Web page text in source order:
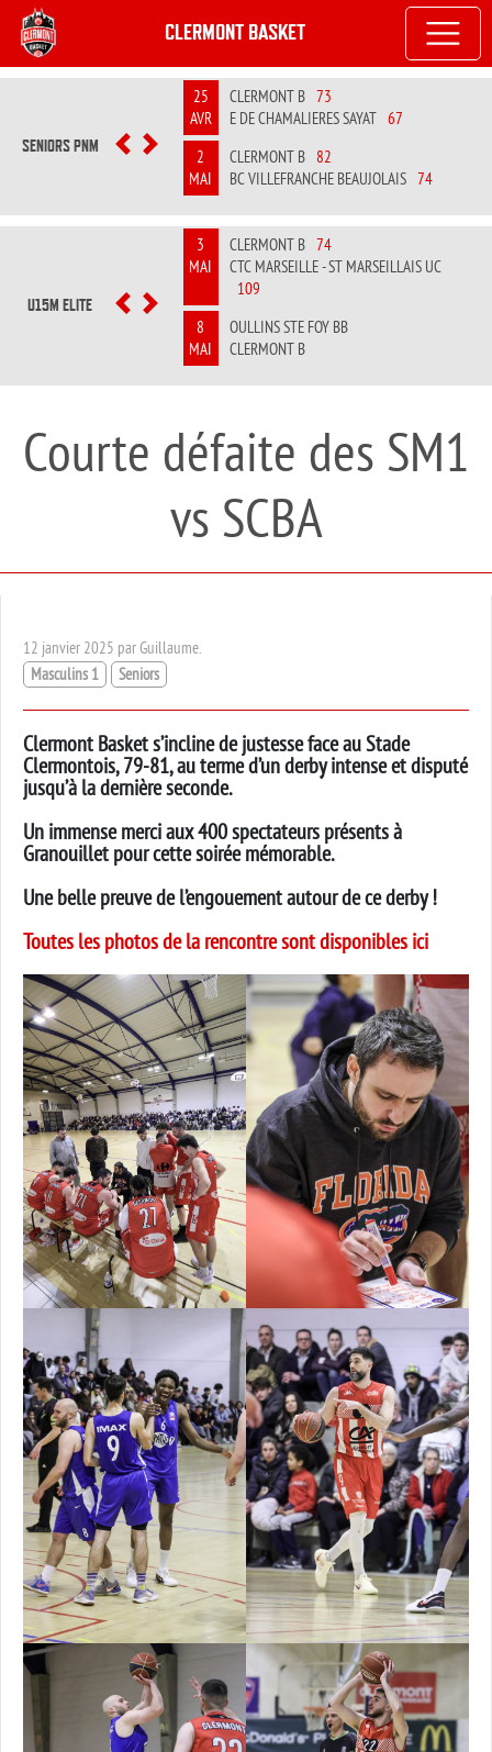
CLERMONT BASKET
SENIORS PNM PREVIOUS
NEXT
25
AVR
CLERMONT B 73
E DE CHAMALIERES SAYAT 67
2
MAI
CLERMONT B 82
BC VILLEFRANCHE BEAUJOLAIS 74
U15M ELITE PREVIOUS
NEXT
3
MAI
CLERMONT B 74
CTC MARSEILLE - ST MARSEILLAIS UC
109
8
MAI
OULLINS STE FOY BB
CLERMONT B
Courte défaite des SM1
vs SCBA
12 janvier 2025 par Guillaume.
Masculins 1
Seniors
Clermont Basket s’incline de justesse face au Stade
Clermontois, 79-81, au terme d’un derby intense et disputé
jusqu’à la dernière seconde.
Un immense merci aux 400 spectateurs présents à
Granouillet pour cette soirée mémorable.
Une belle preuve de l’engouement autour de ce derby !
Toutes les photos de la rencontre sont disponibles ici